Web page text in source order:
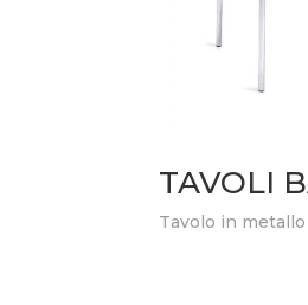
TAVOLI
Tavolo in metallo